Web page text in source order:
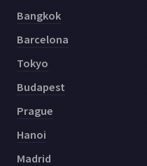
Bangkok
Barcelona
Tokyo
Budapest
Prague
Hanoi
Madrid